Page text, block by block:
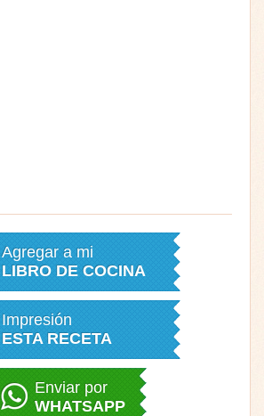
Agregar a mi
LIBRO DE COCINA
Impresión
ESTA RECETA
Enviar por
WHATSAPP